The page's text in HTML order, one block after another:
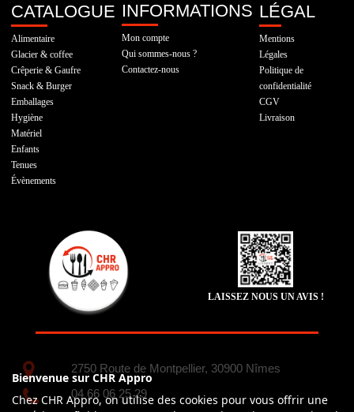
CATALOGUE
Alimentaire
Glacier & coffee
Crêperie & Gaufre
Snack & Burger
Emballages
Hygiène
Matériel
Enfants
Tenues
Évènements
INFORMATIONS
Mon compte
Qui sommes-nous ?
Contactez-nous
LÉGAL
Mentions
Légales
Politique de
confidentialité
CGV
Livraison
LAISSEZ NOUS UN AVIS !
2750 Route de Montpellier, 30900 Nîmes
04 66 06 25 29
Bienvenue sur CHR Appro
Chez CHR Appro, on utilise des cookies pour vous offrir une